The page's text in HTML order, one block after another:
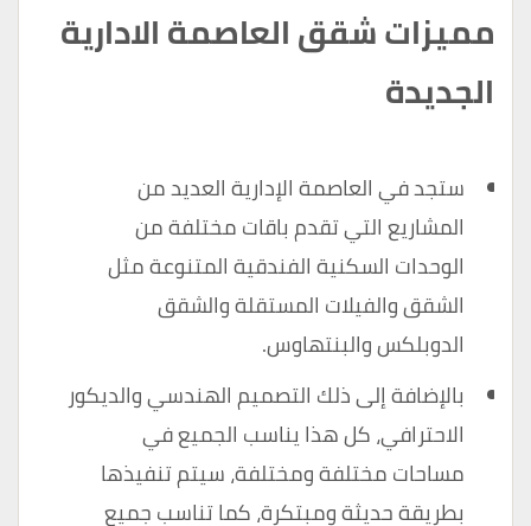
مميزات شقق العاصمة الادارية
الجديدة
ستجد في العاصمة الإدارية العديد من
المشاريع التي تقدم باقات مختلفة من
الوحدات السكنية الفندقية المتنوعة مثل
الشقق والفيلات المستقلة والشقق
الدوبلكس والبنتهاوس.
بالإضافة إلى ذلك التصميم الهندسي والديكور
الاحترافي، كل هذا يناسب الجميع في
مساحات مختلفة ومختلفة، سيتم تنفيذها
بطريقة حديثة ومبتكرة، كما تناسب جميع